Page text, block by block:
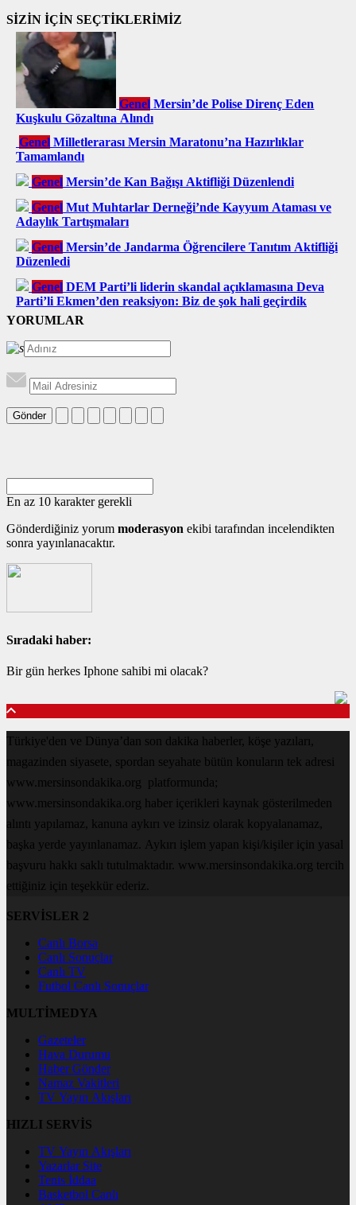
SİZİN İÇİN SEÇTİKLERİMİZ
Genel Mersin’de Polise Direnç Eden
Kuşkulu Gözaltına Alındı
Genel Milletlerarası Mersin Maratonu’na Hazırlıklar
Tamamlandı
Genel Mersin’de Kan Bağışı Aktifliği Düzenlendi
Genel Mut Muhtarlar Derneği’nde Kayyum Ataması ve
Adaylık Tartışmaları
Genel Mersin’de Jandarma Öğrencilere Tanıtım Aktifliği
Düzenledi
Genel DEM Parti’li liderin skandal açıklamasına Deva
Parti’li Ekmen’den reaksiyon: Biz de şok hali geçirdik
YORUMLAR
Gönder
En az 10 karakter gerekli
Gönderdiğiniz yorum moderasyon ekibi tarafından incelendikten
sonra yayınlanacaktır.
Sıradaki haber:
Bir gün herkes Iphone sahibi mi olacak?
Türkiye'den ve Dünya’dan son dakika haberler, köşe yazıları,
magazinden siyasete, spordan seyahate bütün konuların tek adresi
www.mersinsondakika.org platformunda;
www.mersinsondakika.org haber içerikleri kaynak gösterilmeden
alıntı yapılamaz, kanuna aykırı ve izinsiz olarak kopyalanamaz,
başka yerde yayınlanamaz. Aykırı işlem yapan kişi/kişiler için yasal
başvuru hakkı saklı tutulmaktadır. www.mersinsondakika.org tercih
ettiğiniz için teşekkür ederiz.
SERVİSLER 2
Canlı Borsa
Canlı Sonuçlar
Canlı TV
Futbol Canlı Sonuçlar
MULTİMEDYA
Gazeteler
Hava Durumu
Haber Gönder
Namaz Vakitleri
TV Yayın Akışları
HIZLI SERVİS
TV Yayın Akışları
Yazarlar Site
Tenis İddaa
Basketbol Canlı